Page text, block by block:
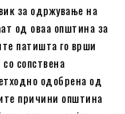
за одржување на
од оваа општина за
патишта го врши
сопствена
одобрена од
причини oпштина